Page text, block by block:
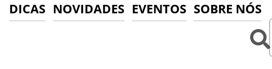
DICAS NOVIDADES EVENTOS SOBRE NÓS